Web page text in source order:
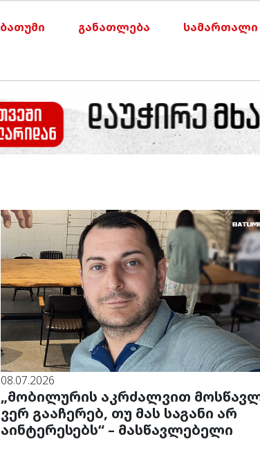
ბათუმი განათლება სამართალი
08.07.2026
„მობილურის აკრძალვით
ვერ გააჩერებ, თუ მას საგანი არ
აინტერესებს“ – მასწავლებელი